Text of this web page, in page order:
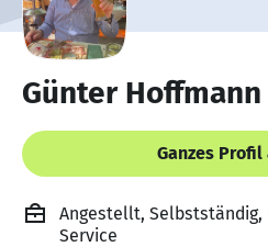
Günter Hoffmann
Ganzes Profil
Angestellt,
Service